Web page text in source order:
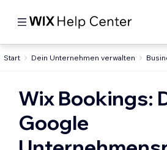
Start Dein Unternehmen verwalten
Wix Bookings:
Google